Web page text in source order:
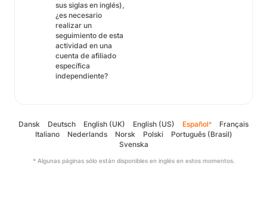
sus siglas en inglés),
¿es necesario
realizar un
seguimiento de esta
actividad en una
cuenta de afiliado
específica
independiente?
Dansk Deutsch English (UK) English (US) Español*
Français
Italiano
Nederlands Norsk Polski
Português (Brasil)
Svenska
* Algunas páginas sólo están disponibles en inglés en estos momentos.